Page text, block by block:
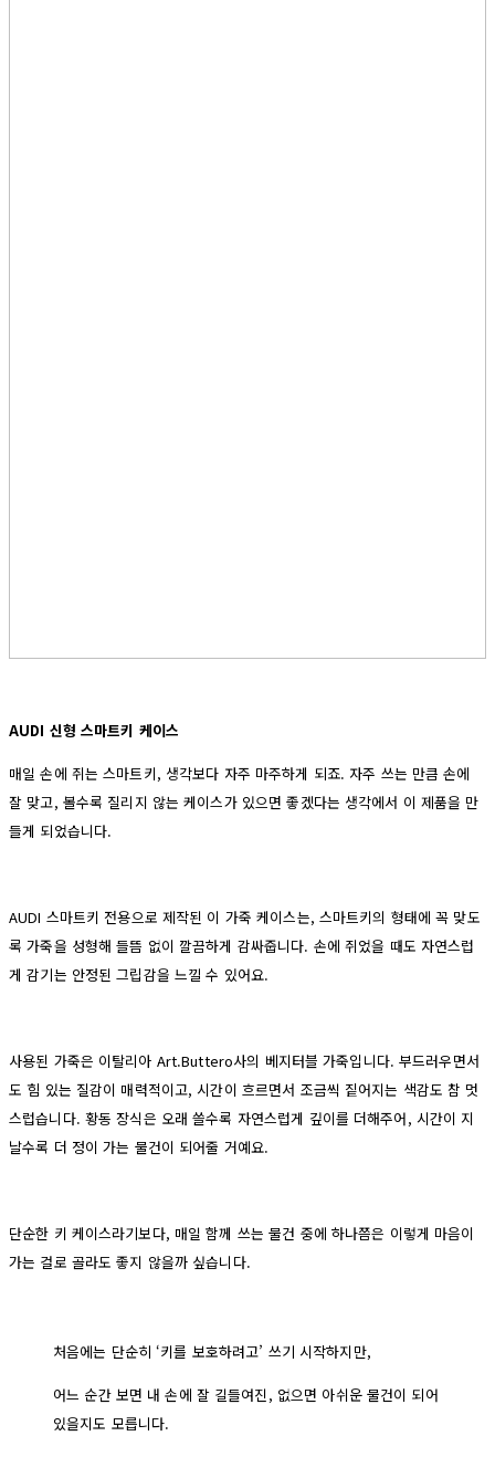
AUDI 신형 스마트키 케이스
매일 손에 쥐는 스마트키, 생각보다 자주 마주하게 되죠. 자주 쓰는 만큼 손에
잘 맞고, 볼수록 질리지 않는 케이스가 있으면 좋겠다는 생각에서 이 제품을 만
들게 되었습니다.
AUDI 스마트키 전용으로 제작된 이 가죽 케이스는, 스마트키의 형태에 꼭 맞도
록 가죽을 성형해 들뜸 없이 깔끔하게 감싸줍니다. 손에 쥐었을 때도 자연스럽
게 감기는 안정된 그립감을 느낄 수 있어요.
사용된 가죽은 이탈리아 Art.Buttero사의 베지터블 가죽입니다. 부드러우면서
도 힘 있는 질감이 매력적이고, 시간이 흐르면서 조금씩 짙어지는 색감도 참 멋
스럽습니다. 황동 장식은 오래 쓸수록 자연스럽게 깊이를 더해주어, 시간이 지
날수록 더 정이 가는 물건이 되어줄 거예요.
단순한 키 케이스라기보다, 매일 함께 쓰는 물건 중에 하나쯤은 이렇게 마음이
가는 걸로 골라도 좋지 않을까 싶습니다.
처음에는 단순히 ‘키를 보호하려고’ 쓰기 시작하지만,
어느 순간 보면 내 손에 잘 길들여진, 없으면 아쉬운 물건이 되어
있을지도 모릅니다.